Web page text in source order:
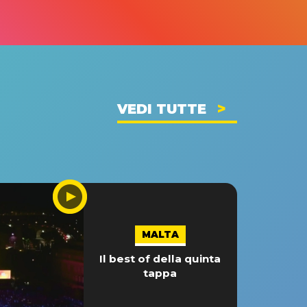
VEDI TUTTE
MALTA
Il best of della quinta
tappa